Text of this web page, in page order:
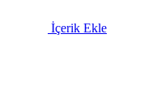
İçerik Ekle